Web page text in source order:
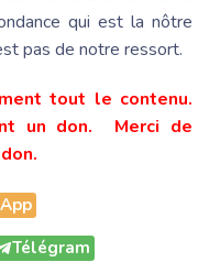
qui est la nôtre
pas de notre ressort.
tout le contenu.
un don. Merci de
Télégram